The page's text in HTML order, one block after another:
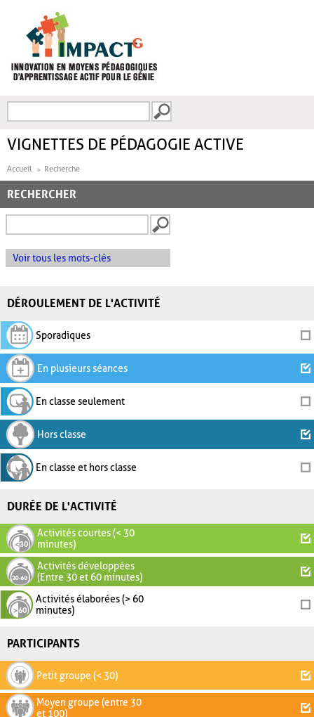
FORMULAIRE DE
VIGNETTES DE PÉDAGOGIE ACTIVE
Accueil Recherche
RECHERCHER
Voir tous les mots-clés
DÉROULEMENT DE L'ACTIVITÉ
Sporadiques
En plusieurs séances
En classe seulement
Hors classe
En classe et hors classe
DURÉE DE L'ACTIVITÉ
Activités courtes (< 30
minutes)
Activités développées
(Entre 30 et 60 minutes)
Activités élaborées (> 60
minutes)
PARTICIPANTS
Petit groupe (< 30)
Moyen groupe (entre 30
et 100)